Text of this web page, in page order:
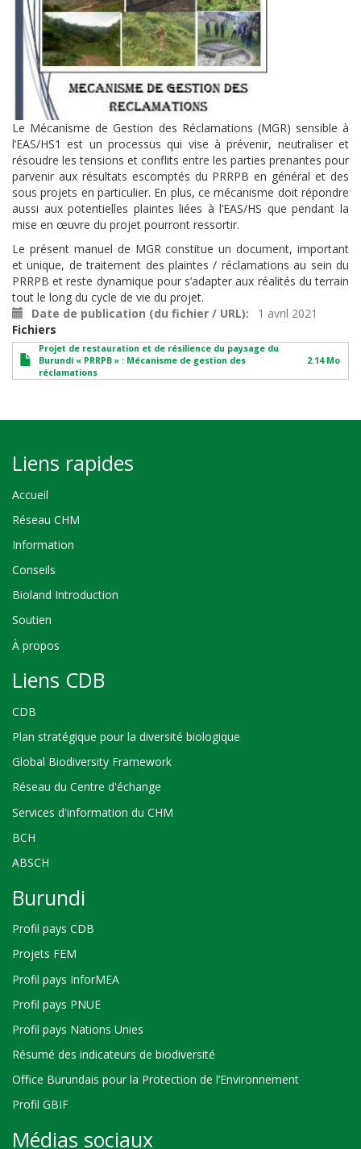
Le Mécanisme de Gestion des Réclamations (MGR) sensible à
l’EAS/HS1 est un processus qui vise à prévenir, neutraliser et
résoudre les tensions et conflits entre les parties prenantes pour
parvenir aux résultats escomptés du PRRPB en général et des
sous projets en particulier. En plus, ce mécanisme doit répondre
aussi aux potentielles plaintes liées à l’EAS/HS que pendant la
mise en œuvre du projet pourront ressortir.
Le présent manuel de MGR constitue un document, important
et unique, de traitement des plaintes / réclamations au sein du
PRRPB et reste dynamique pour s’adapter aux réalités du terrain
tout le long du cycle de vie du projet.
Date de publication (du fichier / URL)
1 avril 2021
Fichiers
Projet de restauration et de résilience du paysage du
Burundi « PRRPB » : Mécanisme de gestion des
réclamations
2.14 Mo
Liens rapides
Accueil
Réseau CHM
Information
Conseils
Bioland Introduction
Soutien
À propos
Liens CDB
CDB
Plan stratégique pour la diversité biologique
Global Biodiversity Framework
Réseau du Centre d'échange
Services d'information du CHM
BCH
ABSCH
Burundi
Profil pays CDB
Projets FEM
Profil pays InforMEA
Profil pays PNUE
Profil pays Nations Unies
Résumé des indicateurs de biodiversité
Office Burundais pour la Protection de l’Environnement
Profil GBIF
Médias sociaux